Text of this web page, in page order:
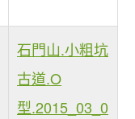
石門山.小粗坑
古道.O
型.2015_03_0